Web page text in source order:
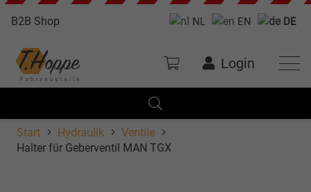
B2B Shop NL EN DE
Login
Start Hydraulik
Ventile
Halter für Geberventil MAN TGX